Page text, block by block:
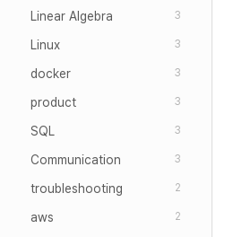
Linear Algebra 3
Linux 3
docker 3
product 3
SQL 3
Communication 3
troubleshooting 2
aws 2